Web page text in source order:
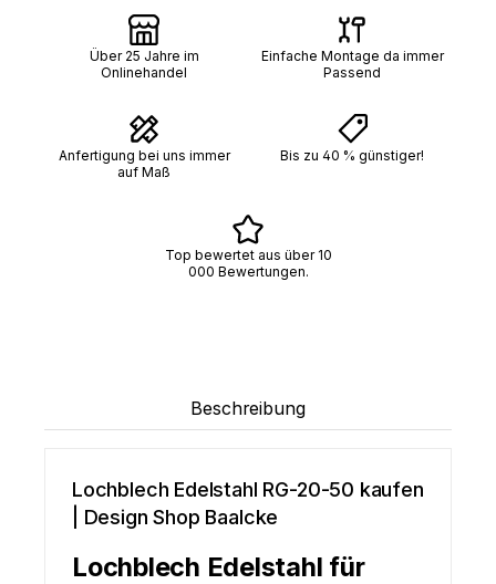
Über 25 Jahre im
Onlinehandel
Einfache Montage da immer
Passend
Anfertigung bei uns immer
auf Maß
Bis zu 40 % günstiger!
Top bewertet aus über 10
000 Bewertungen.
Beschreibung
Lochblech Edelstahl RG-20-50 kaufen
| Design Shop Baalcke
Lochblech Edelstahl für